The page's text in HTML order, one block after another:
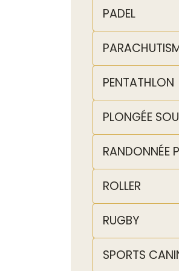
PADEL
PENTATHLON
PLONGÉE
RANDONNÉE
ROLLER
RUGBY
SPORTS